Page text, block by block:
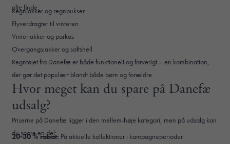
ofte finde:
Regnjakker og regnbukser
Flyverdragter til vinteren
Vinterjakker og parkas
Overgangsjakker og softshell
Regntøjet fra Danefæ er både funktionelt og farverigt – en kombination,
der gør det populært blandt både børn og forældre.
Hvor meget kan du spare på Danefæ
udsalg?
Priserne på Danefæ ligger i den mellem-høje kategori, men på udsalg kan
du spare en del:
20-30 % rabat: På aktuelle kollektioner i kampagneperioder.